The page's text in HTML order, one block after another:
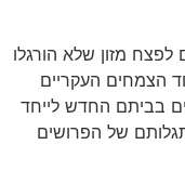
לפצח מזון שלא הורגלו
הצמחים העקריים
בביתם החדש לייחד
של הפרושים